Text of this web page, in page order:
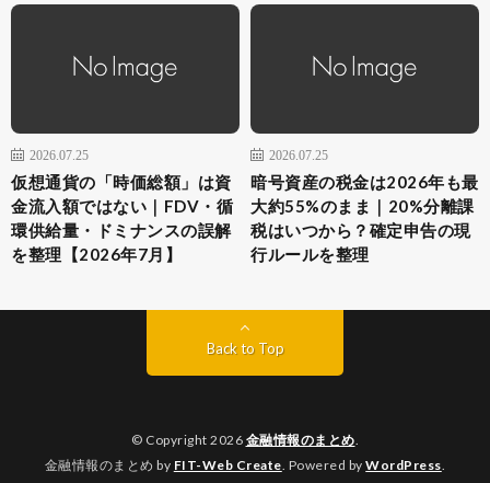
2026.07.25
仮想通貨の「時価総額」は資
金流入額ではない｜FDV・循
環供給量・ドミナンスの誤解
を整理【2026年7月】
2026.07.25
暗号資産の税金は2026年も最
大約55%のまま｜20%分離課
税はいつから？確定申告の現
行ルールを整理
Back to Top
© Copyright 2026 金融情報のまとめ
金融情報のまとめ by FIT-Web Create . Powered byWordPress